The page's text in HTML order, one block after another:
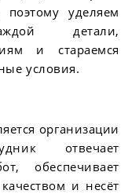
уделяем
детали,
и стараемся
условия.
организации
отвечает
обеспечивает
и несёт